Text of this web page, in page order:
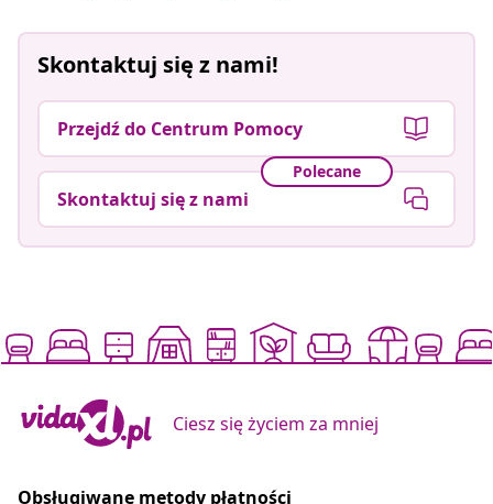
Skontaktuj się z nami!
Przejdź do Centrum Pomocy
Polecane
Skontaktuj się z nami
Ciesz się życiem za mniej
Obsługiwane metody płatności